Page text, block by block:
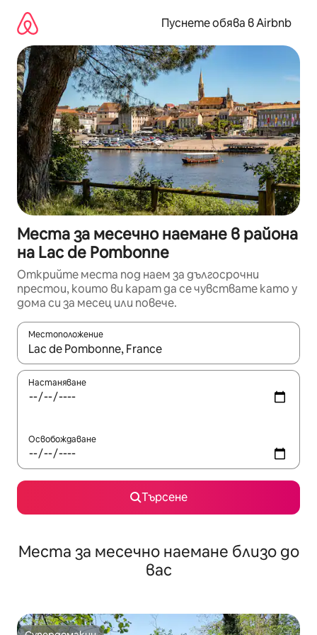
съдържанието
Пуснете обява в Airbnb
Места за месечно наемане в района
на Lac de Pombonne
Открийте места под наем за дългосрочни
престои, които ви карат да се чувствате като у
дома си за месец или повече.
Местоположение
Когато резултатите се покажат, използвайте
Настаняване
Освобождаване
Търсене
Места за месечно наемане близо до
вас